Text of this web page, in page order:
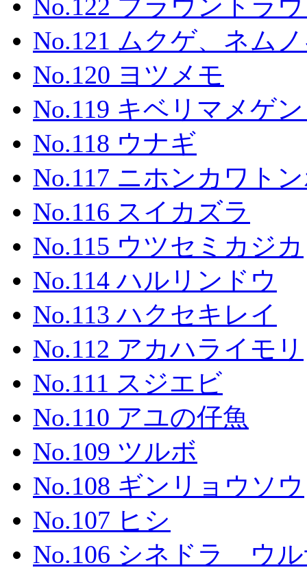
No.122 ブラウントラ
No.121 ムクゲ、ネム
No.120 ヨツメモ
No.119 キベリマメゲ
No.118 ウナギ
No.117 ニホンカワト
No.116 スイカズラ
No.115 ウツセミカジカ
No.114 ハルリンドウ
No.113 ハクセキレイ
No.112 アカハライモリ
No.111 スジエビ
No.110 アユの仔魚
No.109 ツルボ
No.108 ギンリョウソウ
No.107 ヒシ
No.106 シネドラ ウル